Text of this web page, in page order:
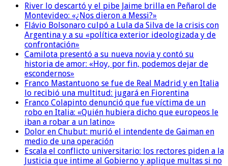
River lo descartó y el pibe Jaime brilla en Peñarol de
Montevideo: «¿Nos dieron a Messi?»
Flávio Bolsonaro culpó a Lula da Silva de la crisis con
Argentina y a su «política exterior ideologizada y de
confrontación»
Camilota presentó a su nueva novia y contó su
historia de amor: «Hoy, por fin, podemos dejar de
escondernos»
Franco Mastantuono se fue de Real Madrid y en Italia
lo recibió una multitud: jugará en Fiorentina
Franco Colapinto denunció que fue víctima de un
robo en Italia: «Quién hubiera dicho que europeos le
iban a robar a un latino»
Dolor en Chubut: murió el intendente de Gaiman en
medio de una operación
Escala el conflicto universitario: los rectores piden a la
Justicia que intime al Gobierno y aplique multas si no